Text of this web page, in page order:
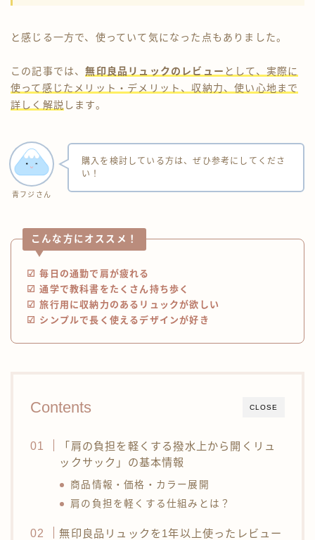
と感じる一方で、使っていて気になった点もありました。
この記事では、無印良品リュックのレビュー として、実際に
使って感じたメリット・デメリット、収納力、使い心地まで
詳しく解説 します。
青フジさん
購入を検討している方は、ぜひ参考にしてくださ
い！
こんな方にオススメ！
☑︎ 毎日の通勤で肩が疲れる
☑︎ 通学で教科書をたくさん持ち歩く
☑︎ 旅行用に収納力のあるリュックが欲しい
☑︎ シンプルで長く使えるデザインが好き
CLOSE
Contents
「肩の負担を軽くする撥水上から開くリュ
ックサック」の基本情報
商品情報・価格・カラー展開
肩の負担を軽くする仕組みとは？
無印良品リュックを1年以上使ったレビュー